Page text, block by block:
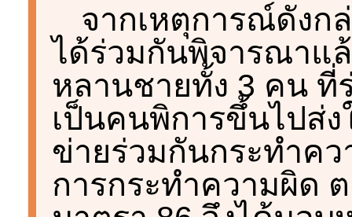
จากเหตุการณ์ดังก
ได้ร่วมกันพิจารณาแ
หลานชายทั้ง 3 คน
เป็นคนพิการขึ้นไปส่ง
ข่ายร่วมกันกระทำค
การกระทำความผิด